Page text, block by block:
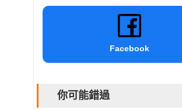
Facebook
你可能錯過